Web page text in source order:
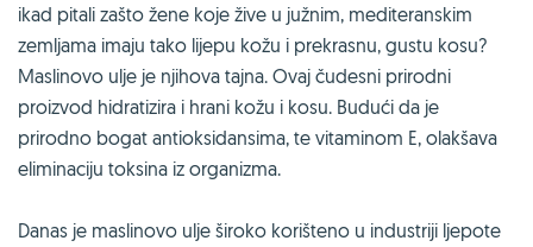
ikad pitali zašto žene koje žive u južnim, mediteranskim
zemljama imaju tako lijepu kožu i prekrasnu, gustu kosu?
Maslinovo ulje je njihova tajna. Ovaj čudesni prirodni
proizvod hidratizira i hrani kožu i kosu. Budući da je
prirodno bogat antioksidansima, te vitaminom E, olakšava
eliminaciju toksina iz organizma.
Danas je maslinovo ulje široko korišteno u industriji ljepote